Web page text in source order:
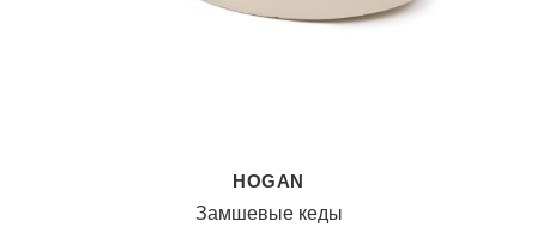
HOGAN
Замшевые кеды